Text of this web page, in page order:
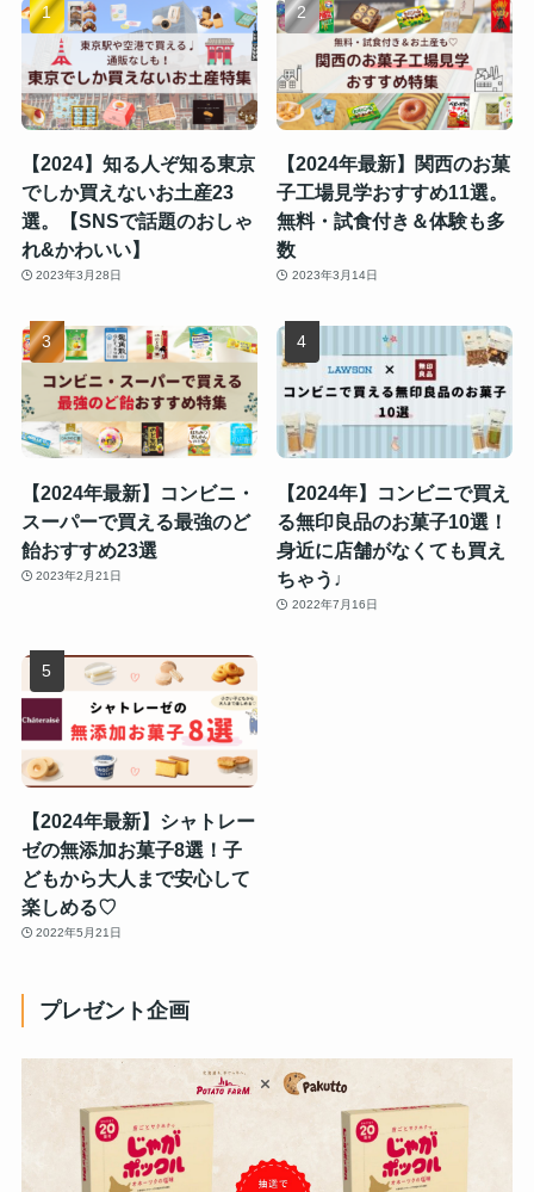
【2024】知る人ぞ知る東京
でしか買えないお土産23
選。【SNSで話題のおしゃ
れ&かわいい】
2023年3月28日
【2024年最新】関西のお菓
子工場見学おすすめ11選。
無料・試食付き＆体験も多
数
2023年3月14日
【2024年最新】コンビニ・
スーパーで買える最強のど
飴おすすめ23選
2023年2月21日
【2024年】コンビニで買え
る無印良品のお菓子10選！
身近に店舗がなくても買え
ちゃう♩
2022年7月16日
【2024年最新】シャトレー
ゼの無添加お菓子8選！子
どもから大人まで安心して
楽しめる♡
2022年5月21日
プレゼント企画